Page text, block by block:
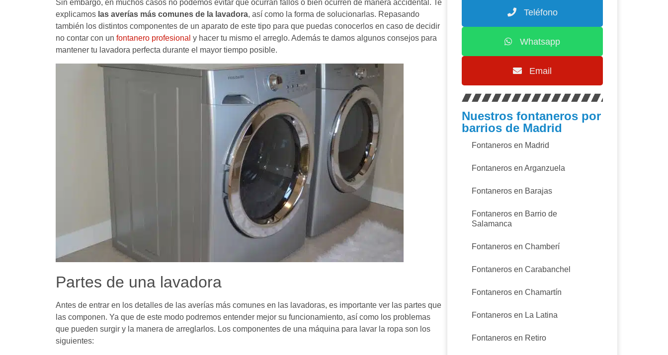
Sin embargo, en muchos casos no podemos evitar que ocurran fallos o bien ocurren de manera accidental. Te
explicamos las averías más comunes de la lavadora, así como la forma de solucionarlas. Repasando
también los distintos componentes de un aparato de este tipo para que puedas conocerlos en caso de decidir
no contar con un fontanero profesional y hacer tu mismo el arreglo. Además te damos algunos consejos para
mantener tu lavadora perfecta durante el mayor tiempo posible.
Partes de una lavadora
Antes de entrar en los detalles de las averías más comunes en las lavadoras, es importante ver las partes que
las componen. Ya que de este modo podremos entender mejor su funcionamiento, así como los problemas
que pueden surgir y la manera de arreglarlos. Los componentes de una máquina para lavar la ropa son los
siguientes:
Teléfono
Whatsapp
Email
Nuestros fontaneros por
barrios de Madrid
Fontaneros en Madrid
Fontaneros en Arganzuela
Fontaneros en Barajas
Fontaneros en Barrio de
Salamanca
Fontaneros en Chamberí
Fontaneros en Carabanchel
Fontaneros en Chamartín
Fontaneros en La Latina
Fontaneros en Retiro